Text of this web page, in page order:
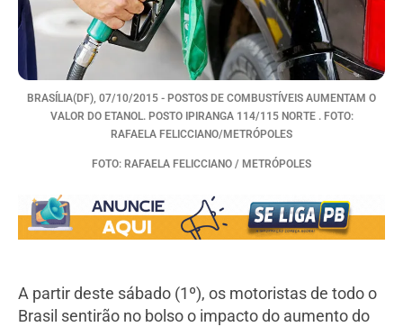
BRASÍLIA(DF), 07/10/2015 - POSTOS DE COMBUSTÍVEIS AUMENTAM O
VALOR DO ETANOL. POSTO IPIRANGA 114/115 NORTE . FOTO:
RAFAELA FELICCIANO/METRÓPOLES
FOTO: RAFAELA FELICCIANO / METRÓPOLES
A partir deste sábado (1º), os motoristas de todo o
Brasil sentirão no bolso o impacto do aumento do